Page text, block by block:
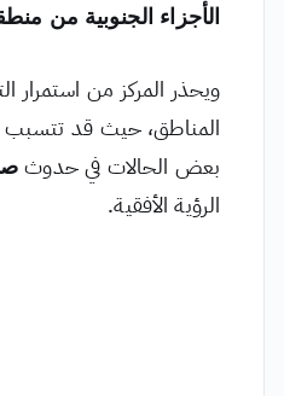
الأجزاء الجنوبية من
ويحذر المركز من استمرار
المناطق، حيث قد تتسبب
بعض الحالات في حدوث
الرؤية الأفقية.